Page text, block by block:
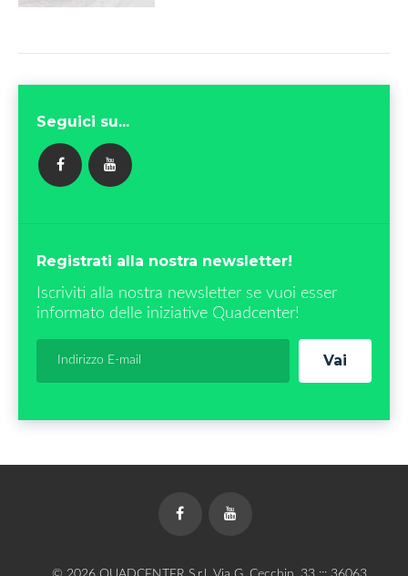
Seguici su...
Registrati alla nostra newsletter!
Iscriviti alla nostra newsletter se vuoi esser
informato delle iniziative Quadcenter!
Vai